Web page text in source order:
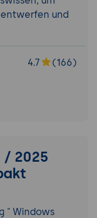
entwerfen und
4.7
(166)
/ 2025
" Windows